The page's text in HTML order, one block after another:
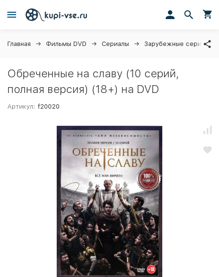
Главная Фильмы DVD Сериалы Зарубежные сериалы
Обреченные на славу (10 серий,
полная версия) (18+) на DVD
Артикул: f20020